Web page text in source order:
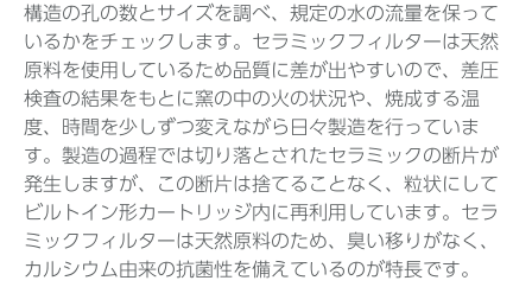
構造の孔の数とサイズを調べ、規定の水の流量を保って
いるかをチェックします。セラミックフィルターは天然
原料を使用しているため品質に差が出やすいので、差圧
検査の結果をもとに窯の中の火の状況や、焼成する温
度、時間を少しずつ変えながら日々製造を行っていま
す。製造の過程では切り落とされたセラミックの断片が
発生しますが、この断片は捨てることなく、粒状にして
ビルトイン形カートリッジ内に再利用しています。セラ
ミックフィルターは天然原料のため、臭い移りがなく、
カルシウム由来の抗菌性を備えているのが特長です。